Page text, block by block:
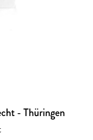
- Thüringen